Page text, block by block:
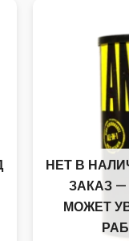
НЕТ В
ЗАКАЗ
МОЖЕТ